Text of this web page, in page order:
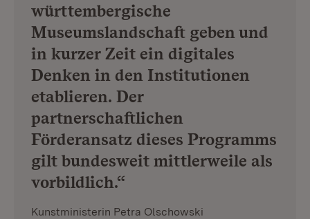
württembergische
Museumslandschaft geben und
in kurzer Zeit ein digitales
Denken in den Institutionen
etablieren. Der
partnerschaftlichen
Förderansatz dieses Programms
gilt bundesweit mittlerweile als
vorbildlich.“
Kunstministerin Petra Olschowski